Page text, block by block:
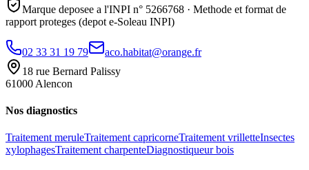
Marque deposee a l'INPI n° 5266768 · Methode et format de
rapport proteges (depot e-Soleau INPI)
02 33 31 19 79
aco.habitat@orange.fr
18 rue Bernard Palissy
61000 Alencon
Nos diagnostics
Traitement meruleTraitement capricorneTraitement vrilletteInsectes
xylophagesTraitement charpenteDiagnostiqueur bois